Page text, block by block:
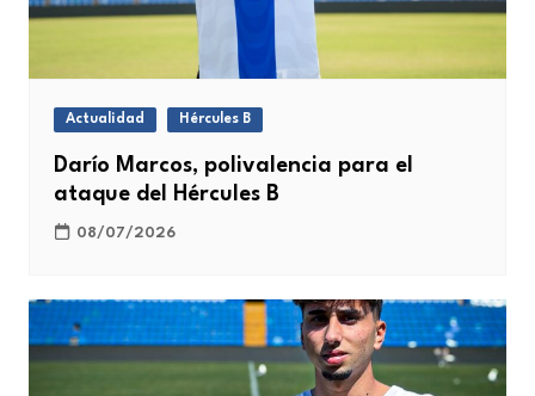
Actualidad Hércules B
Darío Marcos, polivalencia para el
ataque del Hércules B
08/07/2026